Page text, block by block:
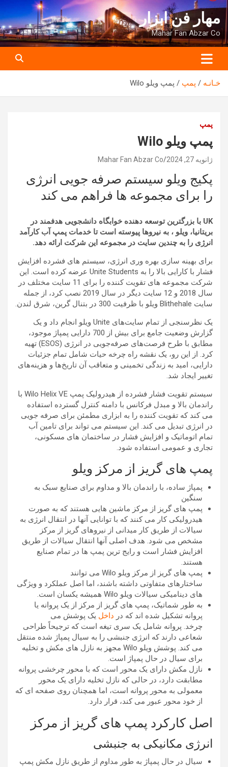
به
محتوا
برویدمهار فن ابزار
Mahar Fan Abzar Co
خـانـه پمپ پمپ ویلو Wilo
پمپ
پمپ ویلو Wilo
ژانویه 27, 2024 Mahar Fan Abzar Co
پکیج ویلو سیستم صرفه جویی انرژی
را برای مجموعه ها فراهم می کند
UK با بزرگترین توسعه دهنده خوابگاه دانشجویی هدفمند در
بریتانیا، ویلو ، به نیروها پیوسته است تا خدمات پمپ آب کارآمد
انرژی را به چندین سایت در مجموعه این شرکت ارائه دهد.
برای بهینه سازی بهره وری انرژی، سیستم های فشرده افزایش
فشار با کارایی بالا را به Unite Students عرضه کرده است. این
شرکت مجموعه های تقویت کننده را برای 11 سایت مختلف در
سال 2018 و 12 سایت دیگر در سال 2019 نصب کرد، از جمله
سایت Blithehale ویلو با ظرفیت 300 در بتنال گرین، شرق لندن.
یک نظرسنجی از تمام سایت‌های Unite ویلو انجام داد و یک
گزارش وضعیت جامع برای بیش از 700 دارایی پمپاژ موجود،
مطابق با طرح فرصت‌های صرفه‌جویی در انرژی (ESOS) تهیه
کرد. از این رو، یک نقشه راه چرخه حیات شامل تمام جزئیات
دارایی، امید به زندگی تخمینی و متعاقب آن تاریخ‌ها و هزینه‌های
تغییر ایجاد شد.
سیستم تقویت فشار فشرده از هیدرولیک پمپ Wilo Helix VE با
راندمان بالا و مبدل فرکانس با دامنه کنترل گسترده استفاده
می کند که تقویت کننده را به ابزاری مطمئن برای صرفه جویی
در انرژی تبدیل می کند. این سیستم می تواند برای تامین آب
تمام اتوماتیک و افزایش فشار در ساختمان های مسکونی،
تجاری و عمومی استفاده شود.
پمپ های گریز از مرکز ویلو
پمپاژ ساده، با راندمان بالا و مداوم برای صنایع سبک به
سنگین
پمپ های گریز از مرکز ماشین هایی هستند که به صورت
هیدرولیکی کار می کنند که با توانایی آنها در انتقال انرژی به
سیالات از طریق کار میدانی از نیروهای گریز از مرکز
مشخص می شود. هدف اصلی آنها انتقال سیالات از طریق
افزایش فشار است و رایج ترین پمپ ها در تمام صنایع
هستند.
پمپ های گریز از مرکز ویلو Wilo می توانند
ساختارهای متفاوتی داشته باشند، اما اصل عملکرد و ویژگی
های دینامیکی سیالات ویلو Wilo همیشه یکسان است.
به طور شماتیک، پمپ های گریز از مرکز از یک پروانه یا
پروانه تشکیل شده اند که در داخل یک پوشش می
چرخد. پروانه شامل یک سری تیغه است که ترجیحاً طراحی
شعاعی دارند که انرژی جنبشی را به سیال پمپاژ شده منتقل
می کند. پوشش ویلو Wilo مجهز به نازل های مکش و تخلیه
برای سیال در حال پمپاژ است.
نازل مکش دارای یک محور است که با محور چرخشی پروانه
مطابقت دارد، در حالی که نازل تخلیه دارای یک محور
معمولی به محور پروانه است، اما همچنان روی صفحه ای که
از خود محور عبور می کند، قرار دارد.
اصل کارکرد پمپ های گریز از مرکز
انرژی مکانیکی به جنبشی
سیال در حال پمپاژ به طور مداوم از طریق نازل مکش پمپ